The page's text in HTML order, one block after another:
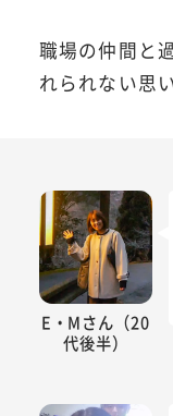
職場の仲間と
れられない思
E・Mさん（20
代後半）